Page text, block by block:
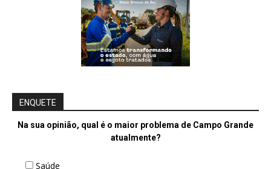
ENQUETE
Na sua opinião, qual é o maior problema de Campo Grande
atualmente?
Saúde